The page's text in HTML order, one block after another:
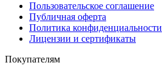
Пользовательское соглашение
Публичная оферта
Политика конфиденциальности
Лицензии и сертификаты
Покупателям